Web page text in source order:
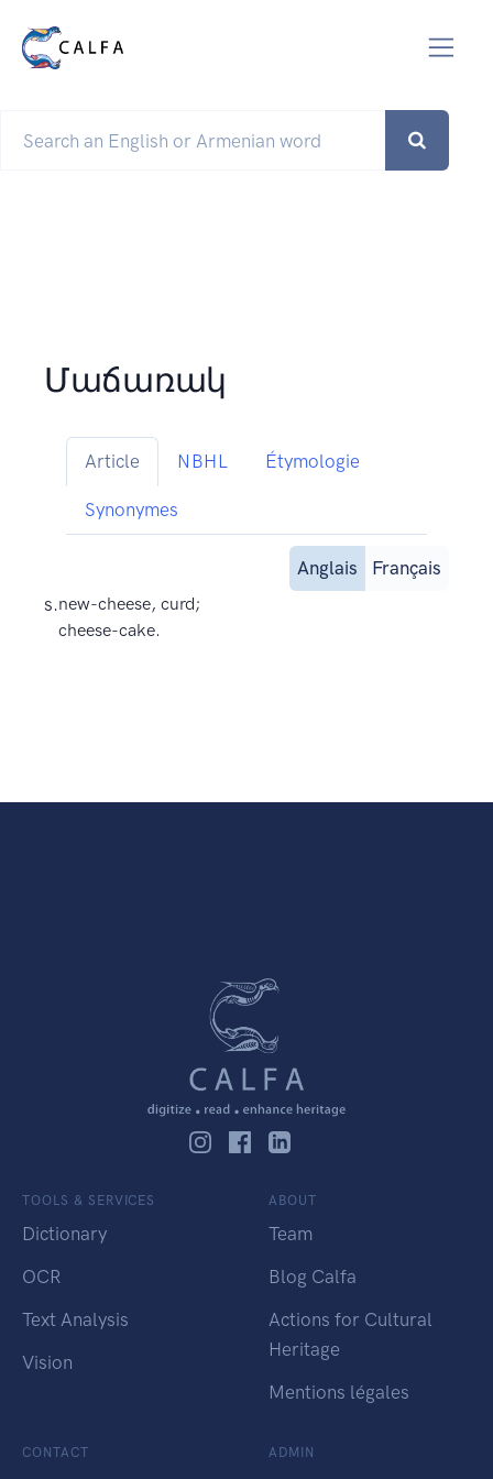
Մաճառակ
Article NBHL Étymologie
Synonymes
Anglais
Français
s.new-cheese, curd;
cheese-cake.
TOOLS & SERVICES
Dictionary
OCR
Text Analysis
Vision
ABOUT
Team
Blog Calfa
Actions for Cultural
Heritage
Mentions légales
CONTACT ADMIN